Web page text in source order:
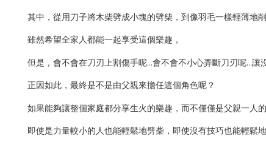
其中，從用刀子將木柴劈成小塊的劈柴，到像羽毛一樣輕薄地
雖然希望全家人都能一起享受這個樂趣，
但是，會不會在刀刃上割傷手呢...會不會不小心弄斷刀刃呢...
正因如此，最終是不是由父親來擔任這個角色呢？
如果能夠讓整個家庭都分享生火的樂趣，而不僅僅是父親一人
即使是力量較小的人也能輕鬆地劈柴，即使沒有技巧也能輕鬆